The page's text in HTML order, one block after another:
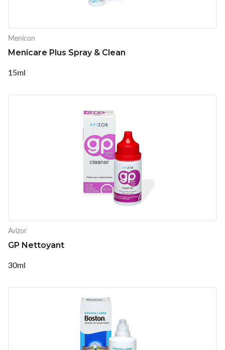
Menicon
Menicare Plus Spray & Clean
15ml
Avizor
GP Nettoyant
30ml